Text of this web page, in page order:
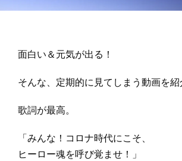
面白い＆元気が出る！
そんな、定期的に見てしまう動画を紹
歌詞が最高。
「みんな！コロナ時代にこそ、
ヒーロー魂を呼び覚ませ！」